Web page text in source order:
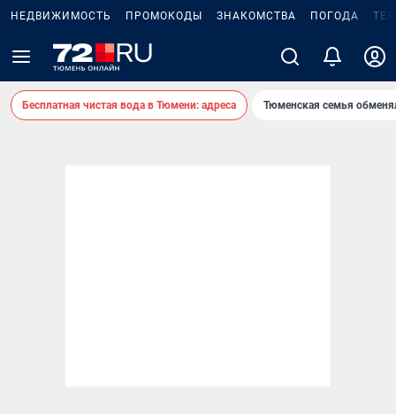
НЕДВИЖИМОСТЬ ПРОМОКОДЫ ЗНАКОМСТВА ПОГОДА
Бесплатная чистая вода в Тюмени: адреса Тюменская семья